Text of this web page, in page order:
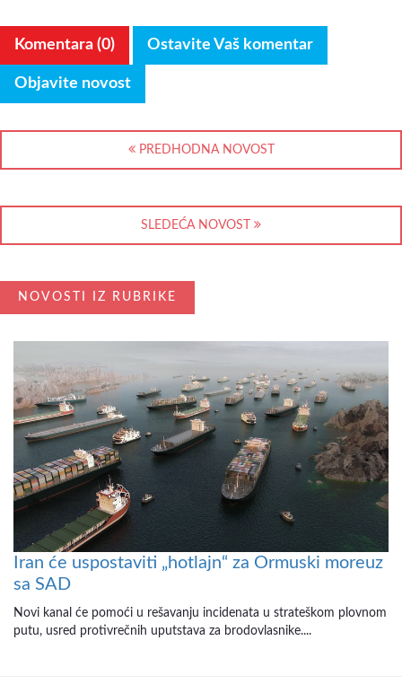
Komentara (0) Ostavite Vaš komentar
Objavite novost
PREDHODNA NOVOST
SLEDEĆA NOVOST
NOVOSTI IZ RUBRIKE
Iran će uspostaviti „hotlajn“ za Ormuski moreuz
sa SAD
Novi kanal će pomoći u rešavanju incidenata u strateškom plovnom
putu, usred protivrečnih uputstava za brodovlasnike....